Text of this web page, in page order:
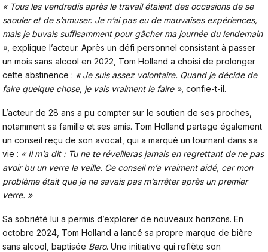
« Tous les vendredis après le travail étaient des occasions de se
saouler et de s’amuser. Je n’ai pas eu de mauvaises expériences,
mais je buvais suffisamment pour gâcher ma journée du lendemain
», explique l’acteur. Après un défi personnel consistant à passer
un mois sans alcool en 2022, Tom Holland a choisi de prolonger
cette abstinence : « Je suis assez volontaire. Quand je décide de
faire quelque chose, je vais vraiment le faire », confie-t-il.
L’acteur de 28 ans a pu compter sur le soutien de ses proches,
notamment sa famille et ses amis. Tom Holland partage également
un conseil reçu de son avocat, qui a marqué un tournant dans sa
vie : « Il m’a dit : Tu ne te réveilleras jamais en regrettant de ne pas
avoir bu un verre la veille. Ce conseil m’a vraiment aidé, car mon
problème était que je ne savais pas m’arrêter après un premier
verre. »
Sa sobriété lui a permis d’explorer de nouveaux horizons. En
octobre 2024, Tom Holland a lancé sa propre marque de bière
sans alcool, baptisée Bero. Une initiative qui reflète son